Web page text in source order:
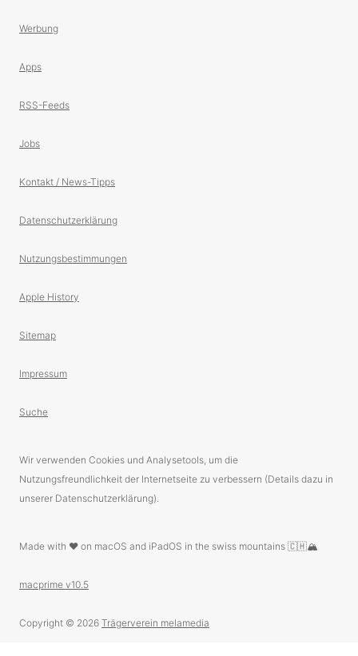
Werbung
Apps
RSS-Feeds
Jobs
Kontakt / News-Tipps
Datenschutzerklärung
Nutzungsbestimmungen
Apple History
Sitemap
Impressum
Suche
Wir verwenden Cookies und Analysetools, um die
Nutzungsfreundlichkeit der Internetseite zu verbessern (Details dazu in
unserer Datenschutzerklärung).
Made with ❤️ on macOS and iPadOS in the swiss mountains 🇨🇭🏔
macprime v10.5
Copyright © 2026 Trägerverein melamedia